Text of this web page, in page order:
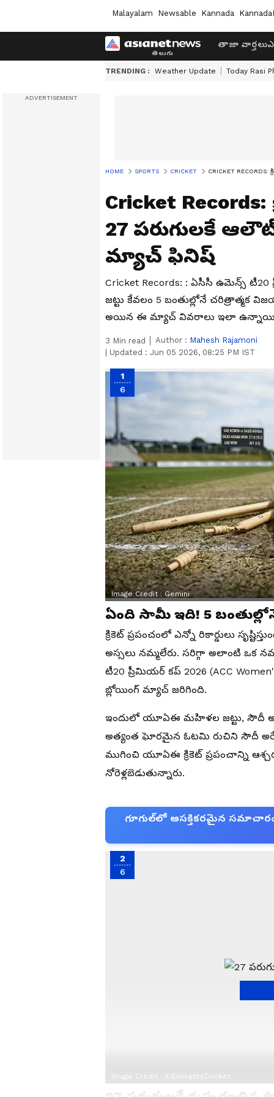
Malayalam Newsable Kannada
తాజా వార్తలు
TRENDING : Weather Update Today Rasi
HOME SPORTS CRICKET CRICKET
Cricket
27 పరుగులకే
మ్యాచ్ ఫినిష్
Cricket Records: : ఏసీసీ ఉమెన్స్
జట్టు కేవలం 5 బంతుల్లోనే చరిత్రాత్మక
అయిన ఈ మ్యాచ్ వివరాలు ఇలా
3 Min read Author : Mahesh Rajamoni
Updated : Jun 05 2026, 08:25 PM IST
1
6
Image Credit : Gemini
ఏంది సామీ ఇది! 5
క్రికెట్ ప్రపంచంలో ఎన్నో రికార్డులు
అస్సలు నమ్మలేరు. సరిగ్గా అలాంటి ఒక
టీ20 ప్రీమియర్ కప్ 2026 (ACC
బ్లోయింగ్ మ్యాచ్ జరిగింది.
ఇందులో యూఏఈ మహిళల జట్టు, సౌదీ
అత్యంత ఘోరమైన ఓటమి రుచిని సౌదీ
ముగించి యూఏఈ క్రికెట్ ప్రపంచాన్ని
నోరెళ్లబెడుతున్నారు.
గూగుల్‌లో ఆసక్తికరమైన
2
6
Image Credit : X/EmiratesCricket